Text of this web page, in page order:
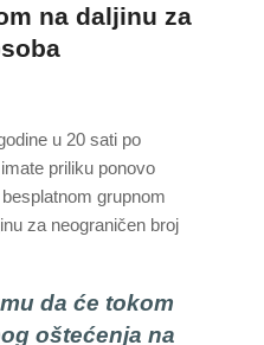
na daljinu za
u 20 sati po
priliku ponovo
grupnom
za neograničen broj
da će tokom
oštećenja na